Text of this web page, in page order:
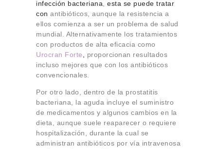
infección bacteriana
esta se puede tratar
con antibióticos, aunque la resistencia a
ellos comienza a ser un problema de salud
mundial. Alternativamente los tratamientos
con productos de alta eficacia como
Urocran Forte
proporcionan resultados
incluso mejores que con los antibióticos
convencionales.
Por otro lado, dentro de la prostatitis
bacteriana, la aguda incluye el suministro
de medicamentos y algunos cambios en la
dieta, aunque suele reaparecer o requiere
hospitalización, durante la cual se
administran antibióticos por vía intravenosa